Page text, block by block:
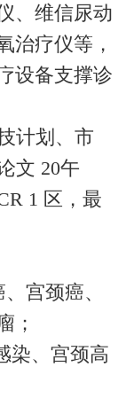
、维信尿动
治疗仪等，
设备支撑诊
计划、市
文 20午
1 区，最
宫颈癌、
；
染、宫颈高